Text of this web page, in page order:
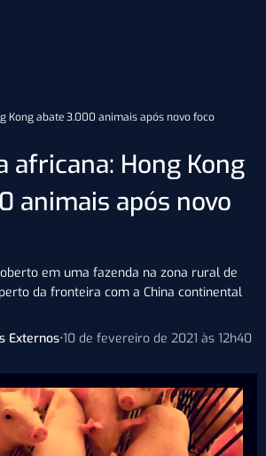
Kong abate 3.000 animais após novo foco
africana: Hong Kong
animais após novo
em uma fazenda na zona rural de
da fronteira com a China continental
Externos•10 de fevereiro de 2021 às 12h40